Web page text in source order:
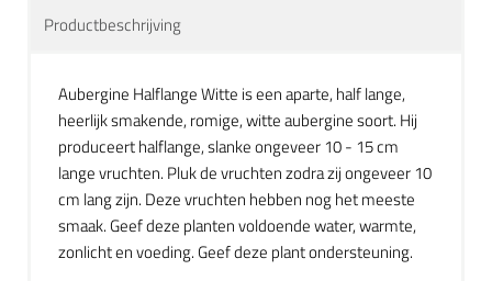
Productbeschrijving
Aubergine Halflange Witte is een aparte, half lange,
heerlijk smakende, romige, witte aubergine soort. Hij
produceert halflange, slanke ongeveer 10 - 15 cm
lange vruchten. Pluk de vruchten zodra zij ongeveer 10
cm lang zijn. Deze vruchten hebben nog het meeste
smaak. Geef deze planten voldoende water, warmte,
zonlicht en voeding. Geef deze plant ondersteuning.